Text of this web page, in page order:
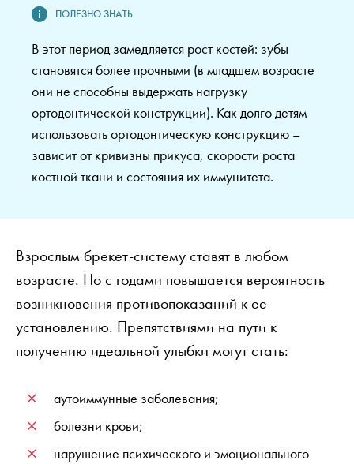
В этот период замедляется рост костей: зубы
становятся более прочными (в младшем возрасте
они не способны выдержать нагрузку
ортодонтической конструкции). Как долго детям
использовать ортодонтическую конструкцию –
зависит от кривизны прикуса, скорости роста
костной ткани и состояния их иммунитета.
Взрослым брекет-систему ставят в любом
возрасте. Но с годами повышается вероятность
возникновения противопоказаний к ее
установлению. Препятствиями на пути к
получению идеальной улыбки могут стать:
аутоиммунные заболевания;
болезни крови;
нарушение психического и эмоционального